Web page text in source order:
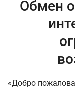
Обмен
«Добро